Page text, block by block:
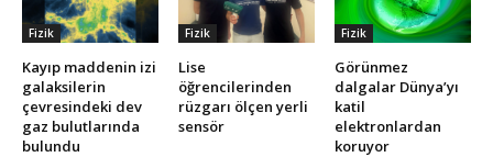
Fizik
Kayıp maddenin izi
galaksilerin
çevresindeki dev
gaz bulutlarında
bulundu
Fizik
Lise
öğrencilerinden
rüzgarı ölçen yerli
sensör
Fizik
Görünmez
dalgalar Dünya’yı
katil
elektronlardan
koruyor